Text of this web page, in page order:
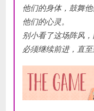
他们的身体，鼓舞
他们的心灵。
别小看了这场阵风
必须继续前进，直